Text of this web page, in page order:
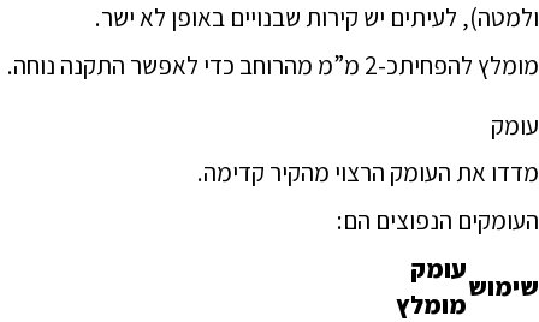
ולמטה), לעיתים יש קירות שבנויים באופן לא ישר.
מומלץ להפחיתכ-2 מ”מ מהרוחב כדי לאפשר התקנה נוחה.
עומק
מדדו את העומק הרצוי מהקיר קדימה.
העומקים הנפוצים הם:
שימוש
עומק
מומלץ